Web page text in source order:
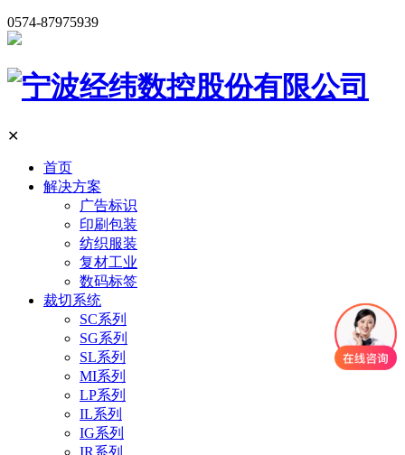
0574-87975939
✕
首页
解决方案
广告标识
印刷包装
纺织服装
复材工业
数码标签
裁切系统
SC系列
SG系列
SL系列
MI系列
LP系列
IL系列
IG系列
IR系列